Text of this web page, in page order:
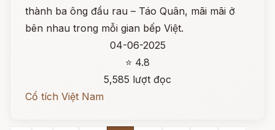
thành ba ông đầu rau – Táo Quân, mãi mãi ở
bên nhau trong mỗi gian bếp Việt.
04-06-2025
⭐ 4.8
5,585 lượt đọc
Cổ tích Việt Nam